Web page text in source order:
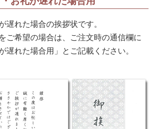
れた場合の挨拶状です。
ご希望の場合は、ご注文時の通信欄に
遅れた場合用」とご記載ください。